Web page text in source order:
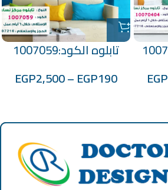
EGP
تابلوه الكود:1007059
EGP190
–
EGP2,500